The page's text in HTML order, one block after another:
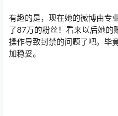
有趣的是，现在她的微博由专
了87万的粉丝！看来以后她的
操作导致封禁的问题了吧。毕
加稳妥。